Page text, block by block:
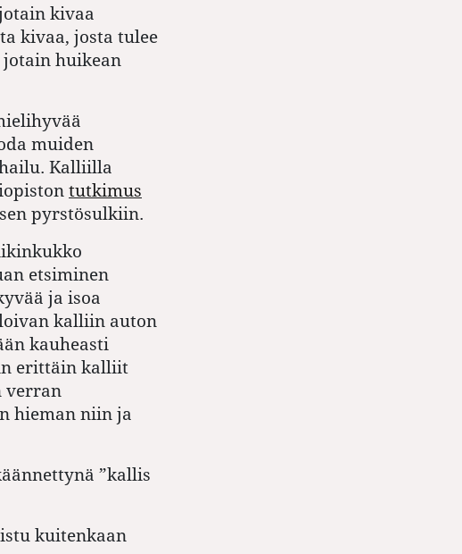
kivaa
kivaa, josta tulee
huikean
muiden
Kalliilla
tutkimus
pyrstösulkiin.
etsiminen
ja isoa
kalliin auton
kauheasti
erittäin kalliit
verran
hieman niin ja
”kallis
kuitenkaan